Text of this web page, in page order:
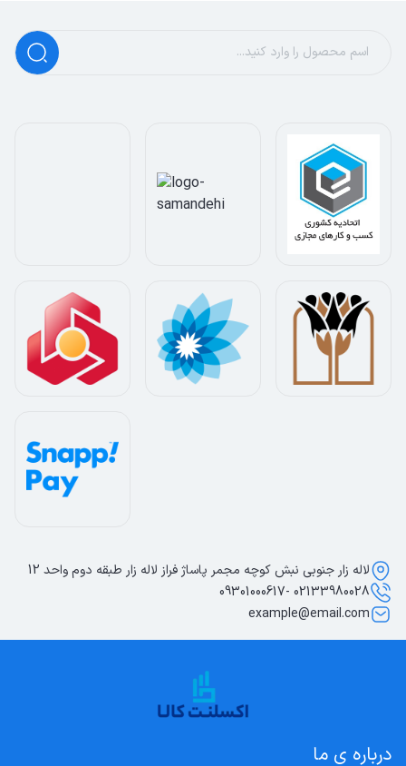
درباره ی ما
لاله زار جنوبی نبش کوچه مجمر پاساژ فراز لاله زار طبقه دوم واحد 12
02133980028 -09301000617
example@email.com